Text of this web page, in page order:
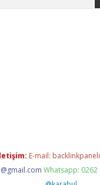
E-mail:
Whatsapp: 0262